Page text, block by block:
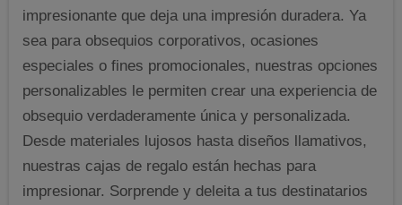
impresionante que deja una impresión duradera. Ya
sea para obsequios corporativos, ocasiones
especiales o fines promocionales, nuestras opciones
personalizables le permiten crear una experiencia de
obsequio verdaderamente única y personalizada.
Desde materiales lujosos hasta diseños llamativos,
nuestras cajas de regalo están hechas para
impresionar. Sorprende y deleita a tus destinatarios